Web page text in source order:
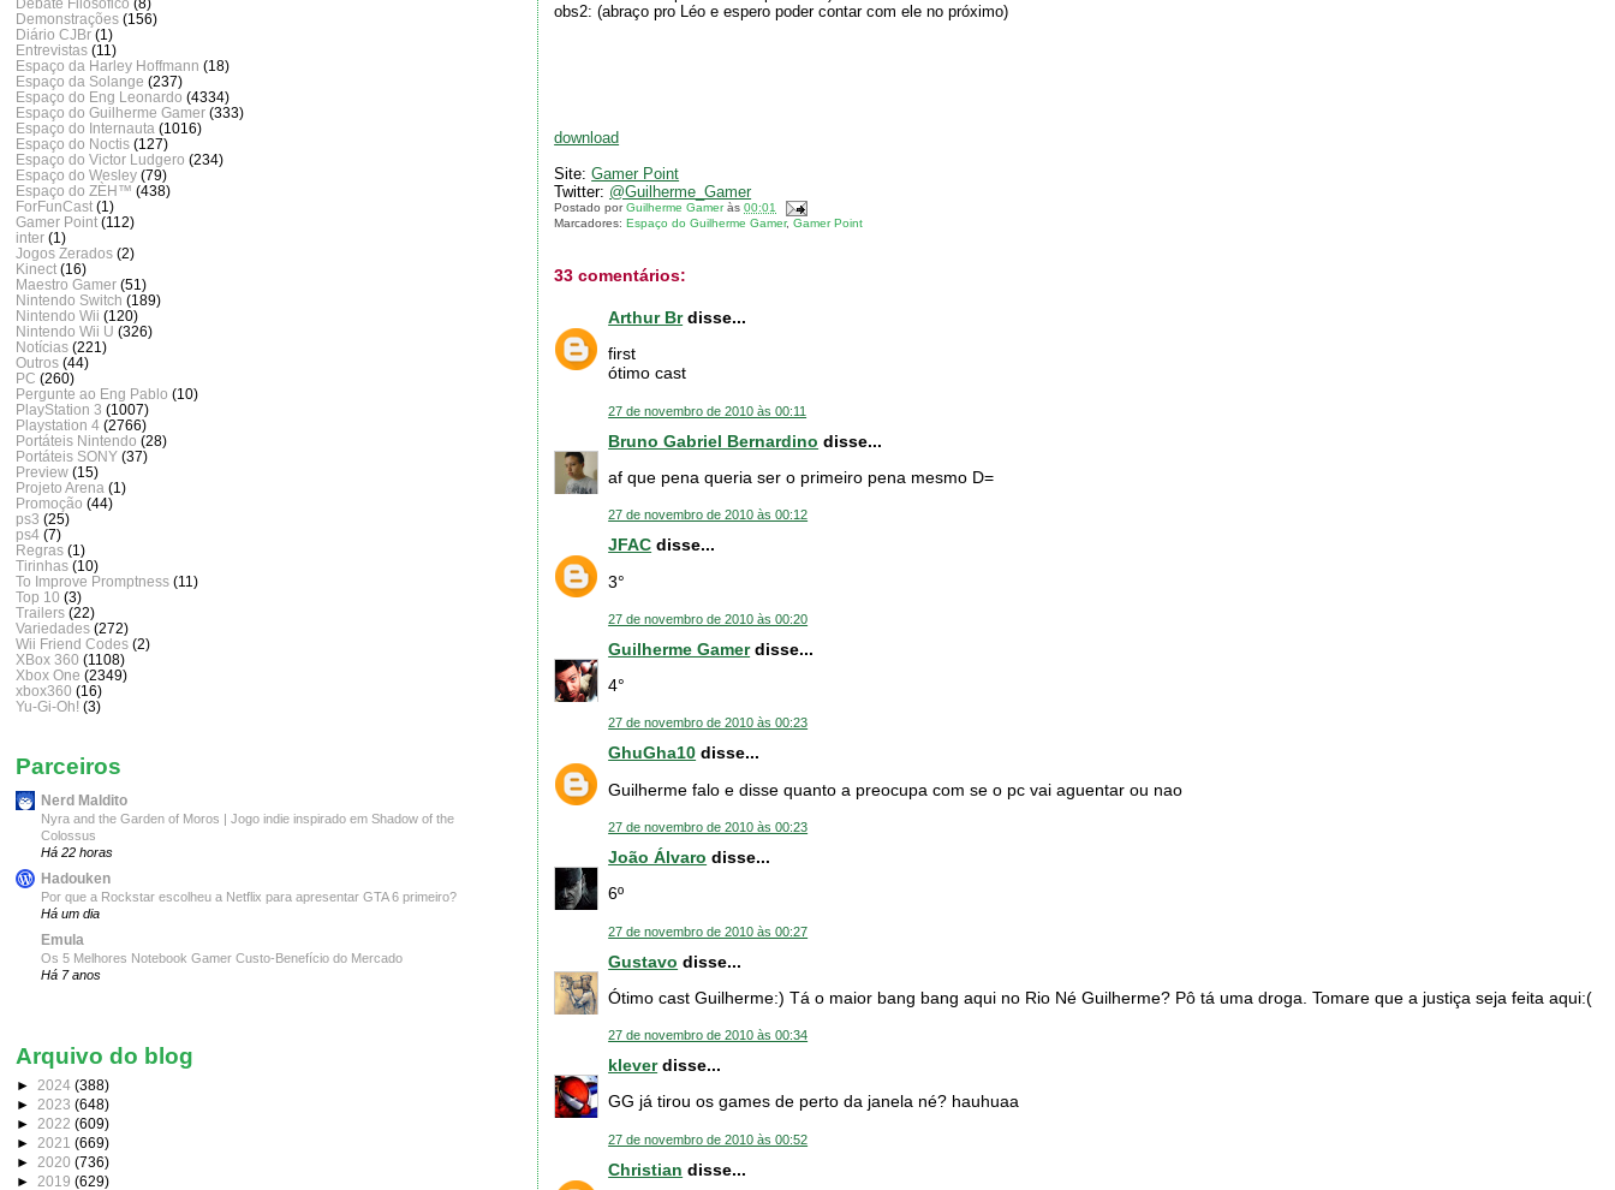
obs2: (abraço pro Léo e espero poder contar com ele no próximo)
download
Site:Gamer Point
Twitter: @Guilherme_Gamer
Postado porGuilherme Gameràs00:01
Marcadores:Espaço do Guilherme Gamer,Gamer Point
33 comentários:
Arthur Brdisse...
first
ótimo cast
27 de novembro de 2010 às 00:11
Bruno Gabriel Bernardino disse...
af que pena queria ser o primeiro pena mesmo D=
27 de novembro de 2010 às 00:12
JFAC disse...
3°
27 de novembro de 2010 às 00:20
Guilherme Gamerdisse...
4°
27 de novembro de 2010 às 00:23
GhuGha10 disse...
Guilherme falo e disse quanto a preocupa com se o pc vai aguentar ou nao
27 de novembro de 2010 às 00:23
João Álvaro disse...
6º
27 de novembro de 2010 às 00:27
Gustavo disse...
Ótimo cast Guilherme:) Tá o maior bang bang aqui no Rio Né Guilherme? Pô tá uma droga. Tomare que a justiça seja feita aqui:(
27 de novembro de 2010 às 00:34
kleverdisse...
GG já tirou os games de perto da janela né? hauhuaa
27 de novembro de 2010 às 00:52
Christian disse...
Debate Filosófico (8)
Demonstrações (156)
Diário CJBr (1)
Entrevistas (11)
Espaço da Harley Hoffmann (18)
Espaço da Solange (237)
Espaço do Eng Leonardo (4334)
Espaço do Guilherme Gamer (333)
Espaço do Internauta (1016)
Espaço do Noctis (127)
Espaço do Victor Ludgero (234)
Espaço do Wesley (79)
Espaço do ZÈH™ (438)
ForFunCast (1)
Gamer Point (112)
inter (1)
Jogos Zerados (2)
Kinect (16)
Maestro Gamer (51)
Nintendo Switch (189)
Nintendo Wii (120)
Nintendo Wii U (326)
Notícias (221)
Outros (44)
PC (260)
Pergunte ao Eng Pablo (10)
PlayStation 3 (1007)
Playstation 4 (2766)
Portáteis Nintendo (28)
Portáteis SONY (37)
Preview (15)
Projeto Arena (1)
Promoção (44)
ps3 (25)
ps4 (7)
Regras (1)
Tirinhas (10)
To Improve Promptness (11)
Top 10 (3)
Trailers (22)
Variedades (272)
Wii Friend Codes (2)
XBox 360 (1108)
Xbox One (2349)
xbox360 (16)
Yu-Gi-Oh! (3)
Parceiros
Nerd Maldito
Nyra and the Garden of Moros | Jogo indie inspirado em Shadow of the
Colossus
Há 22 horas
Hadouken
Por que a Rockstar escolheu a Netflix para apresentar GTA 6 primeiro?
Há um dia
Emula
Os 5 Melhores Notebook Gamer Custo-Benefício do Mercado
Há 7 anos
Arquivo do blog
► 2024 (388)
► 2023 (648)
► 2022 (609)
► 2021 (669)
► 2020 (736)
► 2019 (629)